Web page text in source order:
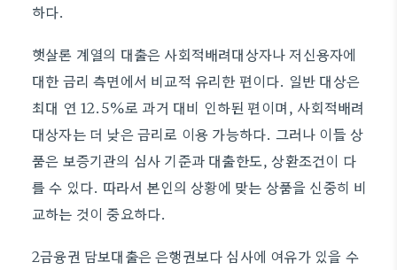
하다.
햇살론 계열의 대출은 사회적배려대상자나 저신용자에
대한 금리 측면에서 비교적 유리한 편이다. 일반 대상은
최대 연 12.5%로 과거 대비 인하된 편이며, 사회적배려
대상자는 더 낮은 금리로 이용 가능하다. 그러나 이들 상
품은 보증기관의 심사 기준과 대출한도, 상환조건이 다
를 수 있다. 따라서 본인의 상황에 맞는 상품을 신중히 비
교하는 것이 중요하다.
2금융권 담보대출은 은행권보다 심사에 여유가 있을 수